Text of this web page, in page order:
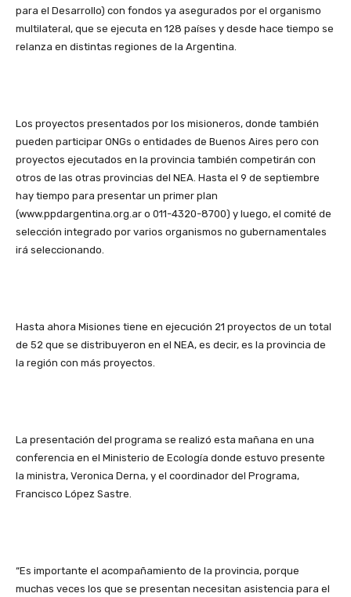
para el Desarrollo) con fondos ya asegurados por el organismo
multilateral, que se ejecuta en 128 países y desde hace tiempo se
relanza en distintas regiones de la Argentina.
Los proyectos presentados por los misioneros, donde también
pueden participar ONGs o entidades de Buenos Aires pero con
proyectos ejecutados en la provincia también competirán con
otros de las otras provincias del NEA. Hasta el 9 de septiembre
hay tiempo para presentar un primer plan
(www.ppdargentina.org.ar o 011-4320-8700) y luego, el comité de
selección integrado por varios organismos no gubernamentales
irá seleccionando.
Hasta ahora Misiones tiene en ejecución 21 proyectos de un total
de 52 que se distribuyeron en el NEA, es decir, es la provincia de
la región con más proyectos.
La presentación del programa se realizó esta mañana en una
conferencia en el Ministerio de Ecología donde estuvo presente
la ministra, Veronica Derna, y el coordinador del Programa,
Francisco López Sastre.
“Es importante el acompañamiento de la provincia, porque
muchas veces los que se presentan necesitan asistencia para el